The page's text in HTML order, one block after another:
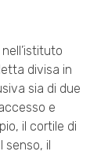
divisa in
sia di due
e
il cortile di
senso, il